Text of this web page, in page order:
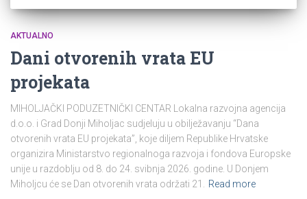
AKTUALNO
Dani otvorenih vrata EU
projekata
MIHOLJAČKI PODUZETNIČKI CENTAR Lokalna razvojna agencija
d.o.o. i Grad Donji Miholjac sudjeluju u obilježavanju “Dana
otvorenih vrata EU projekata”, koje diljem Republike Hrvatske
organizira Ministarstvo regionalnoga razvoja i fondova Europske
unije u razdoblju od 8. do 24. svibnja 2026. godine. U Donjem
Miholjcu će se Dan otvorenih vrata održati 21.
Read more